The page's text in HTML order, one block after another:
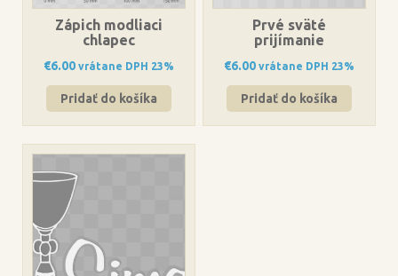
Zápich modliaci
chlapec
€6.00 vrátane DPH 23%
Pridať do košíka
Prvé sväté
prijímanie
€6.00 vrátane DPH 23%
Pridať do košíka